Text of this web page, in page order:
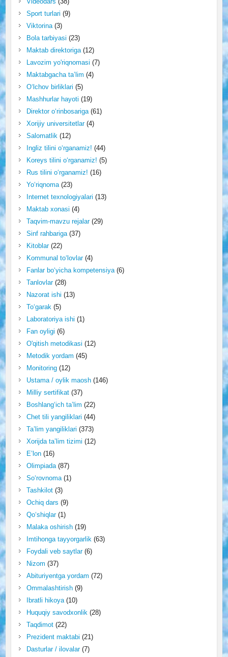
Sport turlari (9)
Viktorina(3)
Bola tarbiyasi (23)
Maktab direktoriga(12)
Lavozim yo'riqnomasi (7)
Maktabgacha ta’lim (4)
O‘lchov birliklari (5)
Mashhurlar hayoti (19)
Direktor o‘rinbosariga(61)
Xorijiy universitetlar(4)
Salomatlik(12)
Ingliz tilini o‘rganamiz! (44)
Koreys tilini o‘rganamiz! (5)
Rus tilini o‘rganamiz! (16)
Yo‘riqnoma(23)
Internet texnologiyalari (13)
Maktab xonasi (4)
Taqvim-mavzu rejalar(29)
Sinf rahbariga(37)
Kitoblar(22)
Kommunal to‘lovlar(4)
Fanlar bo‘yicha kompetensiya(6)
Tanlovlar(28)
Nazorat ishi (13)
To‘garak(5)
Laboratoriya ishi (1)
Fan oyligi (6)
O'qitish metodikasi (12)
Metodik yordam (45)
Monitoring(12)
Ustama / oylik maosh(146)
Milliy sertifikat(37)
Boshlang‘ich ta’lim (22)
Chet tili yangiliklari (44)
Ta’lim yangiliklari (373)
Xorijda ta’lim tizimi (12)
E’lon(16)
Olimpiada(87)
So‘rovnoma(1)
Tashkilot(3)
Ochiq dars (9)
Qo‘shiqlar(1)
Malaka oshirish(19)
Imtihonga tayyorgarlik(63)
Foydali veb saytlar(6)
Nizom (37)
Abituriyentga yordam (72)
Ommalashtirish(9)
Ibratli hikoya(10)
Huquqiy savodxonlik(28)
Taqdimot(22)
Prezident maktabi (21)
Dasturlar / ilovalar(7)